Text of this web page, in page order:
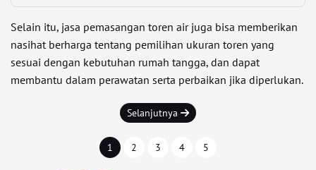
Selain itu, jasa pemasangan toren air juga bisa memberikan
nasihat berharga tentang pemilihan ukuran toren yang
sesuai dengan kebutuhan rumah tangga, dan dapat
membantu dalam perawatan serta perbaikan jika diperlukan.
Selanjutnya
1 2 3 4 5